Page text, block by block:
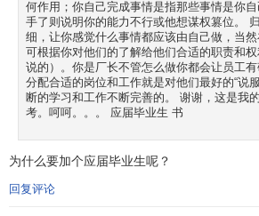
何作用；你自己完成事情是指那些事情是你
手了则说明你的能力不行或他想谋权篡位。
细，让你感觉什么事情都应该由自己做，当
可根据你对他们的了解给他们合适的职责和
说的）。你是厂长不管怎么做你都会让员工
分配合适的岗位和工作就是对他们最好的“说
断的学习和工作不断完善的。 谢谢，这是我
考。呵呵。。。 应届毕业生 书
为什么要加个应届毕业生呢？
回复评论